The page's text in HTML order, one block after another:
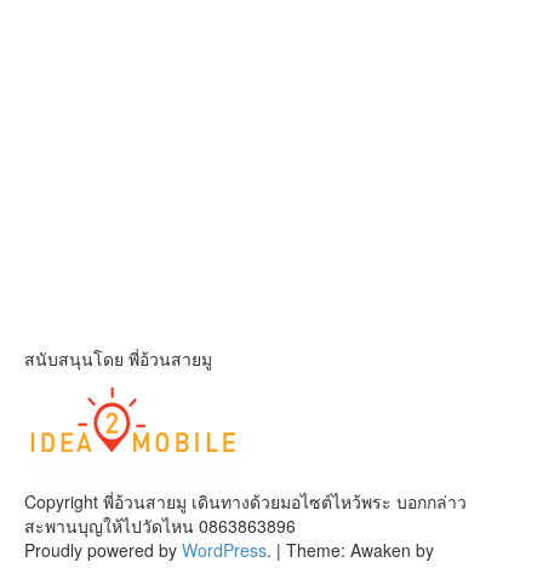
สนับสนุนโดย พี่อ้วนสายมู
Copyright พี่อ้วนสายมู เดินทางด้วยมอไซต์ไหว้พระ บอกกล่าว
สะพานบุญให้ไปวัดไหน 0863863896
Proudly powered by WordPress. | Theme: Awaken by